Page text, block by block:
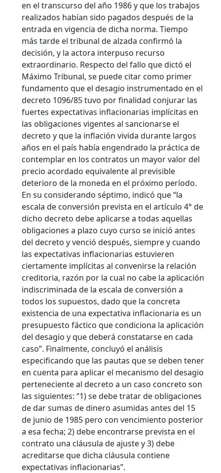
en el transcurso del año 1986 y que los trabajos
realizados habían sido pagados después de la
entrada en vigencia de dicha norma. Tiempo
más tarde el tribunal de alzada confirmó la
decisión, y la actora interpuso recurso
extraordinario. Respecto del fallo que dictó el
Máximo Tribunal, se puede citar como primer
fundamento que el desagio instrumentado en el
decreto 1096/85 tuvo por finalidad conjurar las
fuertes expectativas inflacionarias implícitas en
las obligaciones vigentes al sancionarse el
decreto y que la inflación vivida durante largos
años en el país había engendrado la práctica de
contemplar en los contratos un mayor valor del
precio acordado equivalente al previsible
deterioro de la moneda en el próximo período.
En su considerando séptimo, indicó que “la
escala de conversión prevista en el artículo 4° de
dicho decreto debe aplicarse a todas aquellas
obligaciones a plazo cuyo curso se inició antes
del decreto y venció después, siempre y cuando
las expectativas inflacionarias estuvieren
ciertamente implícitas al convenirse la relación
creditoria, razón por la cual no cabe la aplicación
indiscriminada de la escala de conversión a
todos los supuestos, dado que la concreta
existencia de una expectativa inflacionaria es un
presupuesto fáctico que condiciona la aplicación
del desagio y que deberá constatarse en cada
caso”. Finalmente, concluyó el análisis
especificando que las pautas que se deben tener
en cuenta para aplicar el mecanismo del desagio
perteneciente al decreto a un caso concreto son
las siguientes: “1) se debe tratar de obligaciones
de dar sumas de dinero asumidas antes del 15
de junio de 1985 pero con vencimiento posterior
a esa fecha; 2) debe encontrarse prevista en el
contrato una cláusula de ajuste y 3) debe
acreditarse que dicha cláusula contiene
expectativas inflacionarias”.